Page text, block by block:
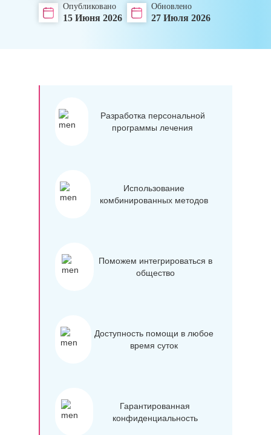
Опубликовано
15 Июня 2026
Обновлено
27 Июля 2026
Разработка персональной
программы лечения
Использование
комбинированных методов
Поможем интегрироваться в
общество
Доступность помощи в любое
время суток
Гарантированная
конфиденциальность